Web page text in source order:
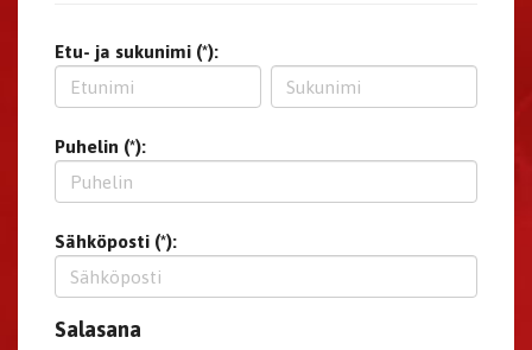
Etu- ja sukunimi (*):
Puhelin (*):
Sähköposti (*):
Salasana